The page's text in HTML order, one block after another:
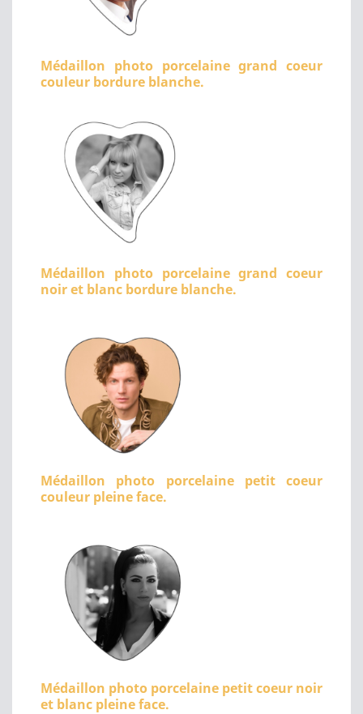
Médaillon photo porcelaine grand coeur
couleur bordure blanche.
Médaillon photo porcelaine grand coeur
noir et blanc bordure blanche.
Médaillon photo porcelaine petit coeur
couleur pleine face.
Médaillon photo porcelaine petit coeur noir
et blanc pleine face.